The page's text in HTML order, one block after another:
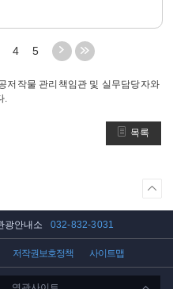
4 5
다
음
페
끝
페
지
저작물 관리책임관 및 실무담당자와
.
목록
상
광안내소 032-832-3031
저작권보호정책 사이트맵